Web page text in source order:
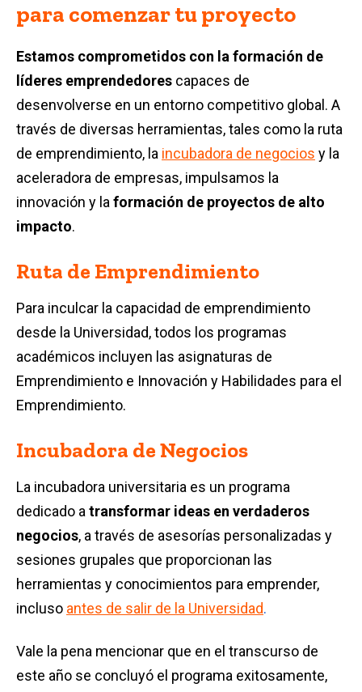
para comenzar tu proyecto
Estamos comprometidos con la formación de
líderes emprendedores capaces de
desenvolverse en un entorno competitivo global. A
través de diversas herramientas, tales como la ruta
de emprendimiento, la incubadora de negocios y la
aceleradora de empresas, impulsamos la
innovación y laformación de proyectos de alto
impacto.
Ruta de Emprendimiento
Para inculcar la capacidad de emprendimiento
desde la Universidad, todos los programas
académicos incluyen las asignaturas de
Emprendimiento e Innovación y Habilidades para el
Emprendimiento.
Incubadora de Negocios
La incubadora universitaria es un programa
dedicado atransformar ideas en verdaderos
negocios, a través de asesorías personalizadas y
sesiones grupales que proporcionan las
herramientas y conocimientos para emprender,
incluso antes de salir de la Universidad.
Vale la pena mencionar que en el transcurso de
este año se concluyó el programa exitosamente,